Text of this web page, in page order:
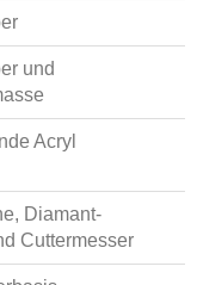
und
Acryl
Diamant-
Cuttermesser